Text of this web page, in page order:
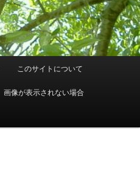
このサイトについて
画像が表示されない場合